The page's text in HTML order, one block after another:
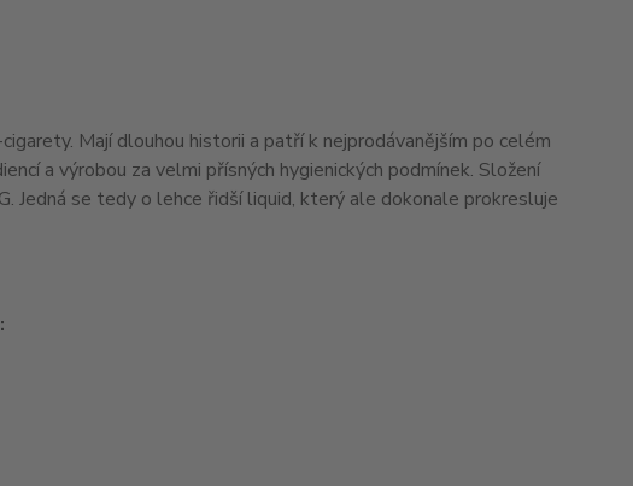
Mají dlouhou historii a patří k nejprodávanějším po celém
a výrobou za velmi přísných hygienických podmínek. Složení
se tedy o lehce řidší liquid, který ale dokonale prokresluje